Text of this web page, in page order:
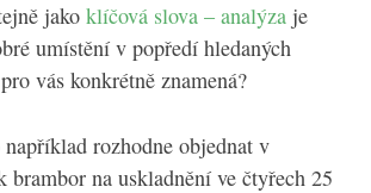
jakoklíčová slova – analýza je
umístění v popředí hledaných
vás konkrétně znamená?
například rozhodne objednat v
brambor na uskladnění ve čtyřech 25